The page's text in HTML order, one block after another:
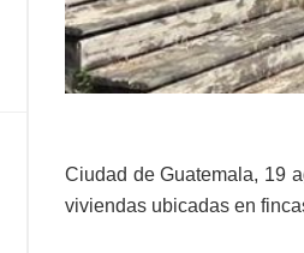
Ciudad de Guatemala, 19
viviendas ubicadas en